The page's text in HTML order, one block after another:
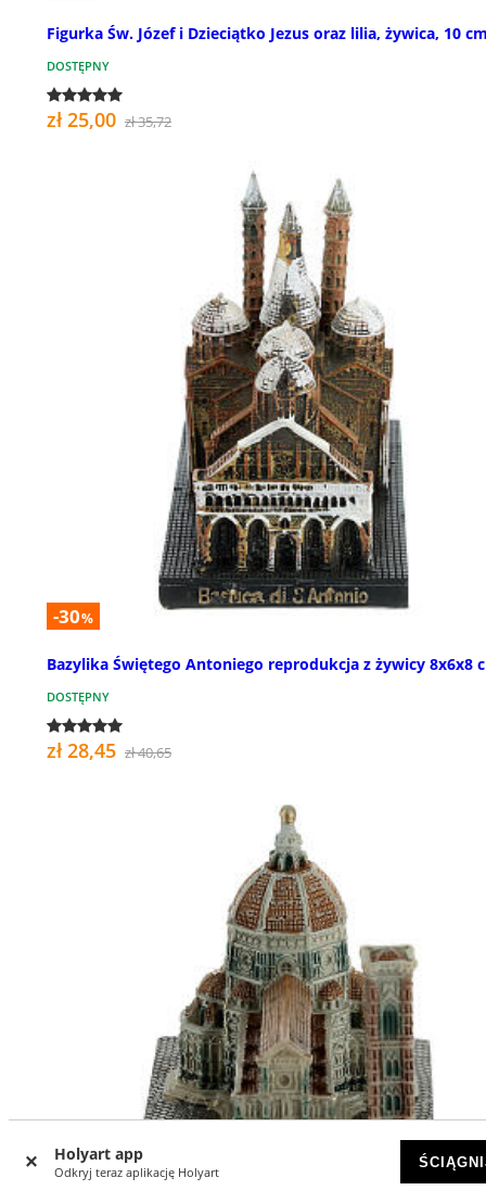
Holyart app
Odkryj teraz aplikację Holyart
Figurka Św. Józef i Dzieciątko Jezus oraz lilia, żywica, 10
DOSTĘPNY
zł 25,00 zł 35,72
-30%
Bazylika Świętego Antoniego reprodukcja z żywicy 8x6x8
DOSTĘPNY
zł 28,45 zł 40,65